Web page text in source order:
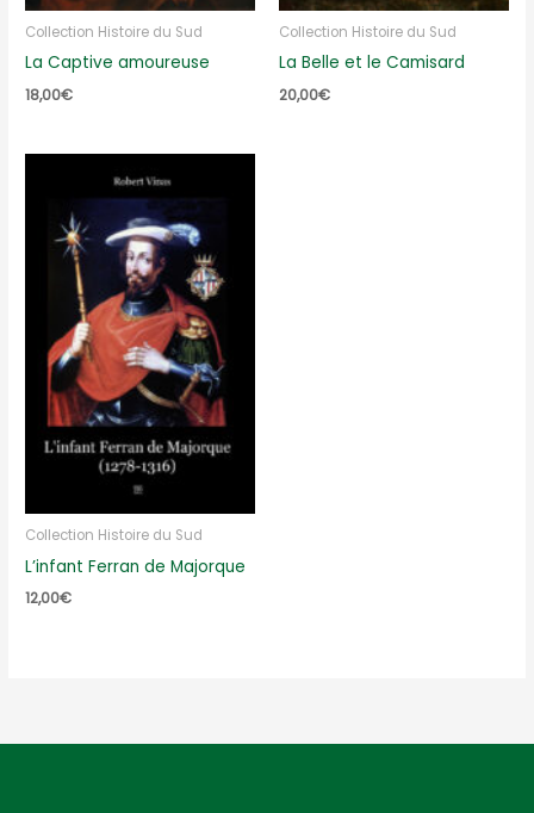
Collection Histoire du Sud
La Captive amoureuse
18,00€
Collection Histoire du Sud
La Belle et le Camisard
20,00€
Collection Histoire du Sud
L’infant Ferran de Majorque
12,00€